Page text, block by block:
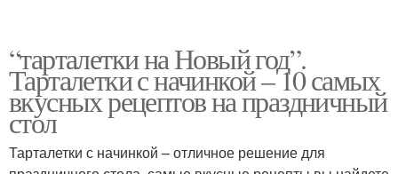
“тарталетки на Новый год”.
Тарталетки с начинкой – 10 самых
вкусных рецептов на праздничный
стол
Тарталетки с начинкой – отличное решение для